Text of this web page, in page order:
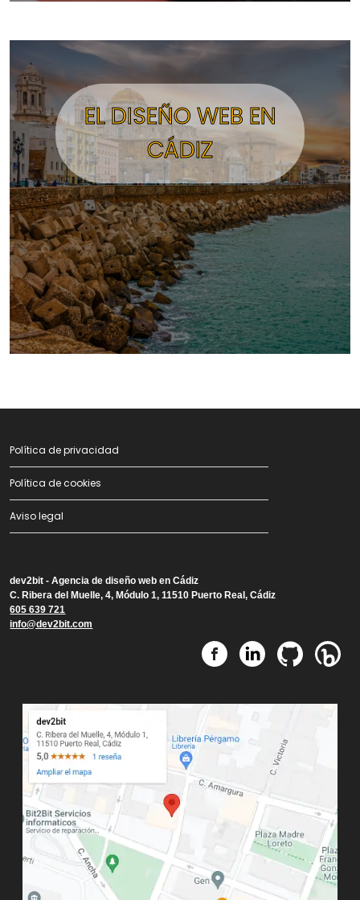
EL DISEÑO WEB EN
CÁDIZ
Política de privacidad
Política de cookies
Aviso legal
dev2bit -Agencia de diseño web en Cádiz
C. Ribera del Muelle, 4, Módulo 1, 11510 Puerto Real, Cádiz
605 639 721
info@dev2bit.com